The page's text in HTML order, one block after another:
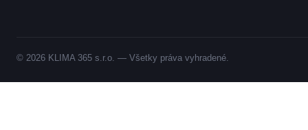
© 2026 KLIMA 365 s.r.o. — Všetky práva vyhradené.